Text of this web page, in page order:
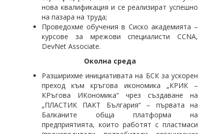
нова квалификация и се реализират успешно
на пазара на труда;
Проведохме обучения в Сиско академията –
курсове за мрежови специалисти CCNA,
DevNet Associate.
Околна среда
Разширихме инициативата на БСК за ускорен
преход към кръгова икономика „КРИК –
КРъгова ИКономика“ чрез създаване на
„ПЛАСТИК ПАКТ България“ – първата на
Балканите обща платформа на
предприятията, които работят с пластмаси